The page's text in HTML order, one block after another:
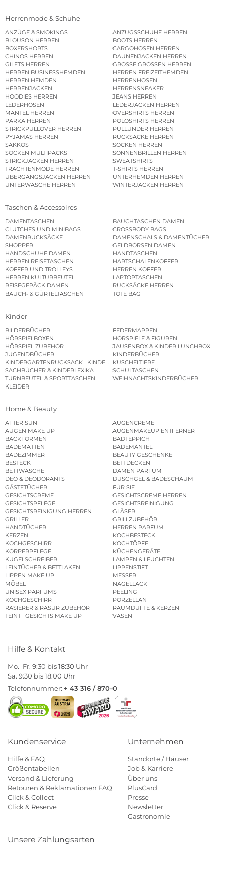
Herrenmode & Schuhe
ANZÜGE & SMOKINGS
ANZUGSSCHUHE HERREN
BLOUSON HERREN
BOOTS HERREN
BOXERSHORTS
CARGOHOSEN HERREN
CHINOS HERREN
DAUNENJACKEN HERREN
GILETS HERREN
GROSSE GRÖSSEN HERREN
HERREN BUSINESSHEMDEN
HERREN FREIZEITHEMDEN
HERREN HEMDEN
HERRENHOSEN
HERRENJACKEN
HERRENSNEAKER
HOODIES HERREN
JEANS HERREN
LEDERHOSEN
LEDERJACKEN HERREN
MÄNTEL HERREN
OVERSHIRTS HERREN
PARKA HERREN
POLOSHIRTS HERREN
STRICKPULLOVER HERREN
PULLUNDER HERREN
PYJAMAS HERREN
RUCKSÄCKE HERREN
SAKKOS
SOCKEN HERREN
SOCKEN MULTIPACKS
SONNENBRILLEN HERREN
STRICKJACKEN HERREN
SWEATSHIRTS
TRACHTENMODE HERREN
T-SHIRTS HERREN
ÜBERGANGSJACKEN HERREN
UNTERHEMDEN HERREN
UNTERWÄSCHE HERREN
WINTERJACKEN HERREN
Taschen & Accessoires
DAMENTASCHEN
BAUCHTASCHEN DAMEN
CLUTCHES UND MINIBAGS
CROSSBODY BAGS
DAMENRUCKSÄCKE
DAMENSCHALS & DAMENTÜCHER
SHOPPER
GELDBÖRSEN DAMEN
HANDSCHUHE DAMEN
HANDTASCHEN
HERREN REISETASCHEN
HARTSCHALENKOFFER
KOFFER UND TROLLEYS
HERREN KOFFER
HERREN KULTURBEUTEL
LAPTOPTASCHEN
REISEGEPÄCK DAMEN
RUCKSÄCKE HERREN
BAUCH- & GÜRTELTASCHEN
TOTE BAG
Kinder
BILDERBÜCHER
FEDERMAPPEN
HÖRSPIELBOXEN
HÖRSPIELE & FIGUREN
HÖRSPIEL ZUBEHÖR
JAUSENBOX & KINDER LUNCHBOX
JUGENDBÜCHER
KINDERBÜCHER
KINDERGARTENRUCKSACK | KINDERGARTENBEUTEL
KUSCHELTIERE
SACHBÜCHER & KINDERLEXIKA
SCHULTASCHEN
TURNBEUTEL & SPORTTASCHEN
WEIHNACHTSKINDERBÜCHER
KLEIDER
Home & Beauty
AFTER SUN
AUGENCREME
AUGEN MAKE UP
AUGENMAKEUP ENTFERNER
BACKFORMEN
BADTEPPICH
BADEMATTEN
BADEMÄNTEL
BADEZIMMER
BEAUTY GESCHENKE
BESTECK
BETTDECKEN
BETTWÄSCHE
DAMEN PARFUM
DEO & DEODORANTS
DUSCHGEL & BADESCHAUM
GÄSTETÜCHER
FÜR SIE
GESICHTSCREME
GESICHTSCREME HERREN
GESICHTSPFLEGE
GESICHTSREINIGUNG
GESICHTSREINIGUNG HERREN
GLÄSER
GRILLER
GRILLZUBEHÖR
HANDTÜCHER
HERREN PARFUM
KERZEN
KOCHBESTECK
KOCHGESCHIRR
KOCHTÖPFE
KÖRPERPFLEGE
KÜCHENGERÄTE
KUGELSCHREIBER
LAMPEN & LEUCHTEN
LEINTÜCHER & BETTLAKEN
LIPPENSTIFT
LIPPEN MAKE UP
MESSER
MÖBEL
NAGELLACK
UNISEX PARFUMS
PEELING
KOCHGESCHIRR
PORZELLAN
RASIERER & RASUR ZUBEHÖR
RAUMDÜFTE & KERZEN
TEINT | GESICHTS MAKE UP
VASEN
Hilfe & Kontakt
Mo.–Fr. 9:30 bis 18:30 Uhr
Sa. 9:30 bis 18:00 Uhr
Telefonnummer: + 43 316 / 870-0
Kundenservice
Hilfe & FAQ
Größentabellen
Versand & Lieferung
Retouren & Reklamationen FAQ
Click & Collect
Click & Reserve
Unternehmen
Standorte / Häuser
Job & Karriere
Über uns
PlusCard
Presse
Newsletter
Gastronomie
Unsere Zahlungsarten